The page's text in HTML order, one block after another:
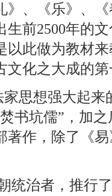
》、《乐》、
生前2500年的
以此做为教材
文化之大成的
家思想强大起
书坑儒”，加
著作，除了《
统治者，推行